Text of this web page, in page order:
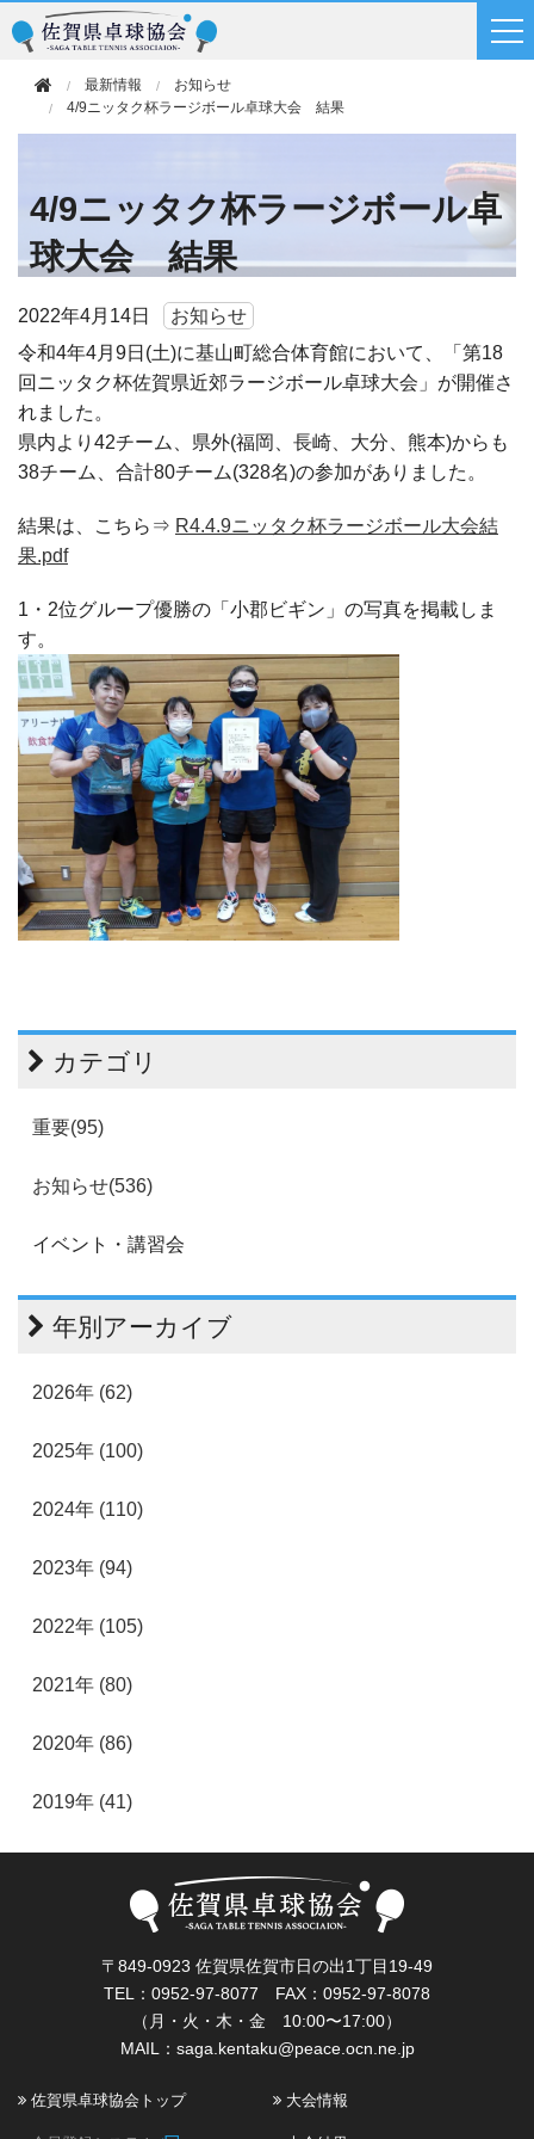
最新情報
お知らせ
4/9ニッタク杯ラージボール卓球大会 結果
4/9ニッタク杯ラージボール卓
球大会 結果
2022年4月14日
お知らせ
令和4年4月9日(土)に基山町総合体育館において、「第18
回ニッタク杯佐賀県近郊ラージボール卓球大会」が開催さ
れました。
県内より42チーム、県外(福岡、長崎、大分、熊本)からも
38チーム、合計80チーム(328名)の参加がありました。
結果は、こちら⇒ R4.4.9ニッタク杯ラージボール大会結
果.pdf
1・2位グループ優勝の「小郡ビギン」の写真を掲載しま
す。
カテゴリ
重要(95)
お知らせ(536)
イベント・講習会
年別アーカイブ
2026年 (62)
2025年 (100)
2024年 (110)
2023年 (94)
2022年 (105)
2021年 (80)
2020年 (86)
2019年 (41)
〒849-0923 佐賀県佐賀市日の出1丁目19-49
TEL：0952-97-8077 FAX：0952-97-8078
（月・火・木・金 10:00〜17:00）
MAIL： saga.kentaku@peace.ocn.ne.jp
佐賀県卓球協会トップ 大会情報